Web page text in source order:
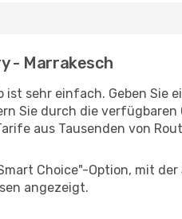
- Marrakesch
ist sehr einfach. Geben
Sie durch die
aus Tausenden von
Choice"-Option, mit
angezeigt.